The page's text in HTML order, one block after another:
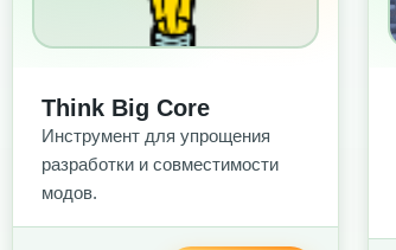
Think Big Core
Инструмент для упрощения
разработки и совместимости
модов.